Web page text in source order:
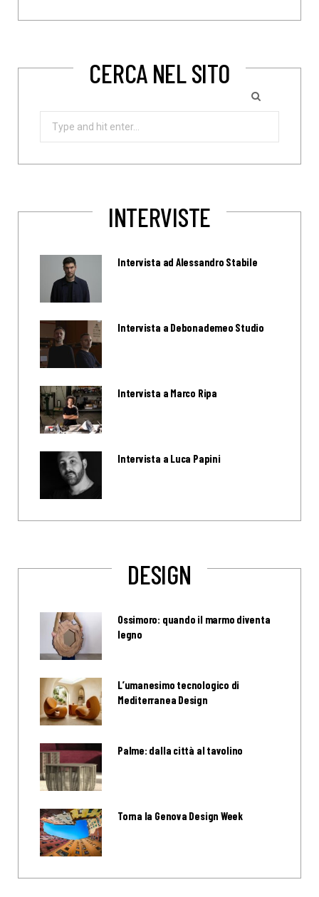
CERCA NEL SITO
Search
INTERVISTE
Intervista ad Alessandro Stabile
Intervista a Debonademeo Studio
Intervista a Marco Ripa
Intervista a Luca Papini
DESIGN
Ossimoro: quando il marmo diventa
legno
L’umanesimo tecnologico di
Mediterranea Design
Palme: dalla città al tavolino
Torna la Genova Design Week